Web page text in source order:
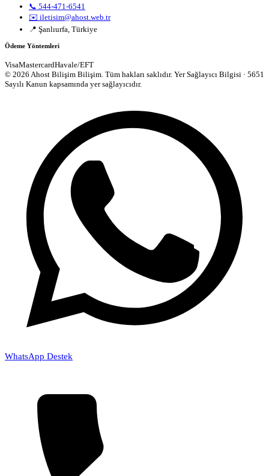
📞 544-471-6541
✉️ iletisim@ahost.web.tr
📍 Şanlıurfa, Türkiye
Ödeme Yöntemleri
VisaMastercardHavale/EFT
© 2026 Ahost Bilişim Bilişim. Tüm hakları saklıdır. Yer Sağlayıcı Bilgisi · 5651
Sayılı Kanun kapsamında yer sağlayıcıdır.
WhatsApp Destek